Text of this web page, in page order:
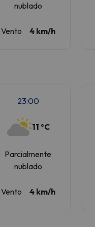
nublado
Vento 4 km/h
23:00
11 ºC
Parcialmente
nublado
Vento 4 km/h